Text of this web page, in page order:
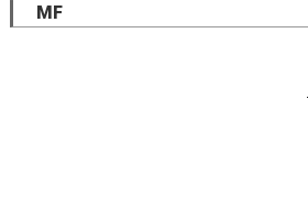
MF